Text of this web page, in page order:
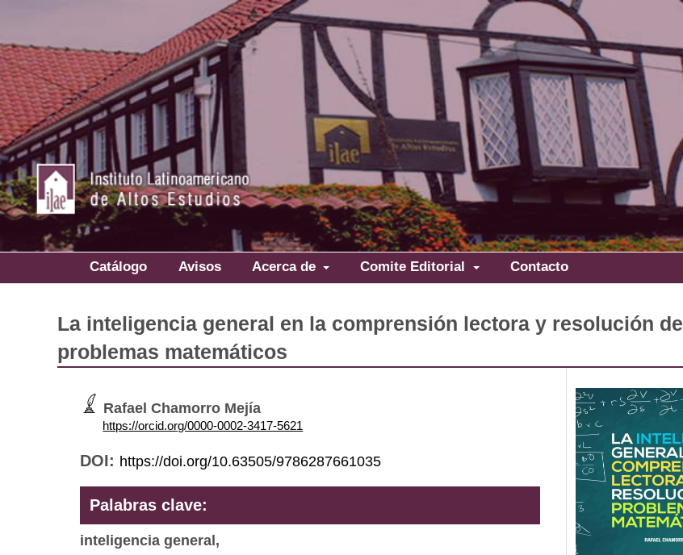
Catálogo Avisos Acerca de Comite Editorial Contacto
La inteligencia general en la comprensión lectora y resolución de
problemas matemáticos
Rafael Chamorro Mejía
https://orcid.org/0000-0002-3417-5621
DOI: https://doi.org/10.63505/9786287661035
Palabras clave:
inteligencia general,